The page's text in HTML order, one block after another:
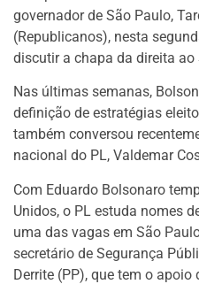
governador de São Paulo,
(Republicanos), nesta
discutir a chapa da direita ao
Nas últimas semanas,
definição de estratégias
também conversou
nacional do PL, Valdemar
Com Eduardo Bolsonaro
Unidos, o PL estuda nomes
uma das vagas em São
secretário de Segurança
Derrite (PP), que tem o apoio